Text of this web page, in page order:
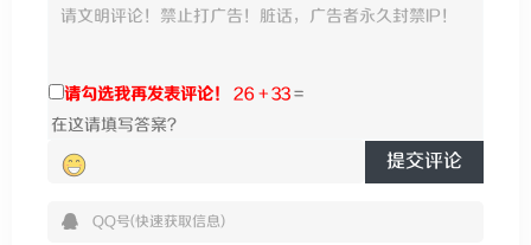
请勾选我再发表评论！ 26 + 33=
提交评论